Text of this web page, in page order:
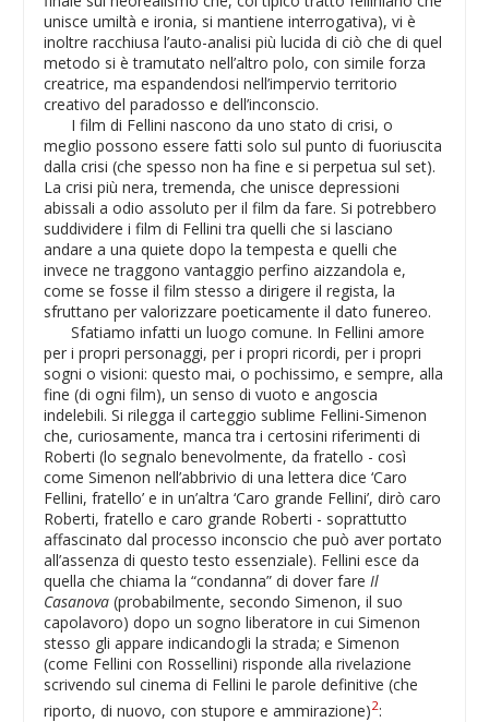
unisce umiltà e ironia, si mantiene interrogativa), vi è
inoltre racchiusa l’auto-analisi più lucida di ciò che di quel
metodo si è tramutato nell’altro polo, con simile forza
creatrice, ma espandendosi nell’impervio territorio
creativo del paradosso e dell’inconscio.
I film di Fellini nascono da uno stato di crisi, o
meglio possono essere fatti solo sul punto di fuoriuscita
dalla crisi (che spesso non ha fine e si perpetua sul set).
La crisi più nera, tremenda, che unisce depressioni
abissali a odio assoluto per il film da fare. Si potrebbero
suddividere i film di Fellini tra quelli che si lasciano
andare a una quiete dopo la tempesta e quelli che
invece ne traggono vantaggio perfino aizzandola e,
come se fosse il film stesso a dirigere il regista, la
sfruttano per valorizzare poeticamente il dato funereo.
Sfatiamo infatti un luogo comune. In Fellini amore
per i propri personaggi, per i propri ricordi, per i propri
sogni o visioni: questo mai, o pochissimo, e sempre, alla
fine (di ogni film), un senso di vuoto e angoscia
indelebili. Si rilegga il carteggio sublime Fellini-Simenon
che, curiosamente, manca tra i certosini riferimenti di
Roberti (lo segnalo benevolmente, da fratello - così
come Simenon nell’abbrivio di una lettera dice ‘Caro
Fellini, fratello’ e in un’altra ‘Caro grande Fellini’, dirò caro
Roberti, fratello e caro grande Roberti - soprattutto
affascinato dal processo inconscio che può aver portato
all’assenza di questo testo essenziale). Fellini esce da
quella che chiama la “condanna” di dover fareIl
Casanova (probabilmente, secondo Simenon, il suo
capolavoro) dopo un sogno liberatore in cui Simenon
stesso gli appare indicandogli la strada; e Simenon
(come Fellini con Rossellini) risponde alla rivelazione
scrivendo sul cinema di Fellini le parole definitive (che
riporto, di nuovo, con stupore e ammirazione)2: